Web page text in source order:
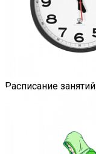
Расписание занятий